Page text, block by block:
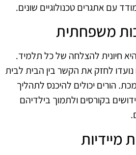
עם אתגרים טכנולוגיים שונים.
משפחתית
חיונית להצלחה של כל תלמיד.
נועדו לחזק את הקשר בין הבית לבית
הורים יכולים להיכנס לתהליך
בקורסים ולתמוך בילדיהם
מיידיות